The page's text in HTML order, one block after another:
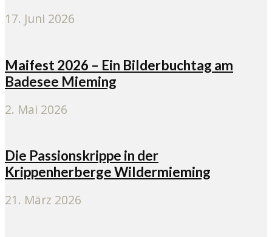
17. Juni 2026
Maifest 2026 – Ein Bilderbuchtag am
Badesee Mieming
2. Mai 2026
Die Passionskrippe in der
Krippenherberge Wildermieming
21. März 2026